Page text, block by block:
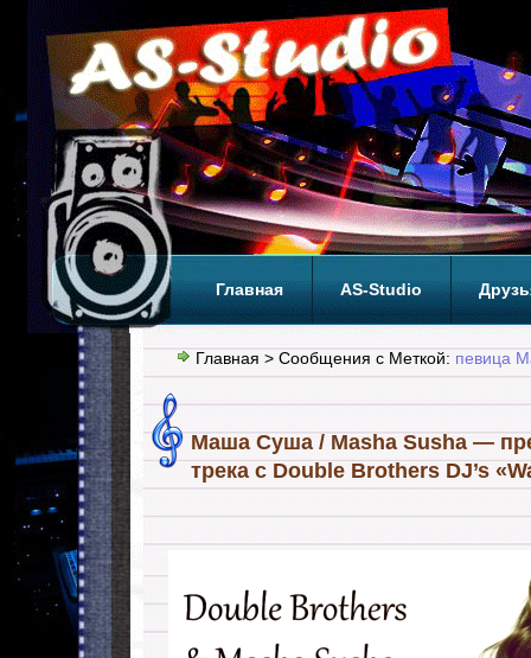
Главная AS-Studio
Теги ТОП
Главная > Сообщения с Меткой: певица
Маша Суша / Masha Susha —
трека с Double Brothers DJ’s